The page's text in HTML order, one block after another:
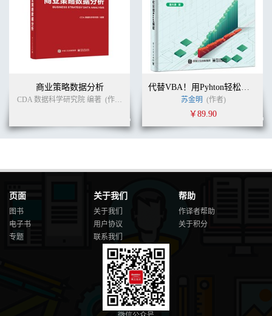
商业策略数据分析
CDA 数据科学研究院 编著 (作者)
代替VBA！用Pyhton轻松实现Excel编程
苏金明 (作者)
￥89.90
页面
图书
电子书
专题
关于我们
关于我们
用户协议
联系我们
帮助
作译者帮助
关于积分